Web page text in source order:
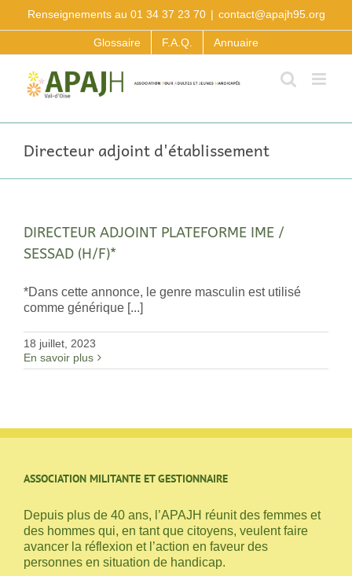
Renseignements au 01 34 37 23 70 | contact@apajh95.org
Glossaire F.A.Q. Annuaire
Directeur adjoint d'établissement
DIRECTEUR ADJOINT PLATEFORME IME /
SESSAD (H/F)*
*Dans cette annonce, le genre masculin est utilisé
comme générique [...]
18 juillet, 2023
En savoir plus
ASSOCIATION MILITANTE ET GESTIONNAIRE
Depuis plus de 40 ans, l’APAJH réunit des femmes et
des hommes qui, en tant que citoyens, veulent faire
avancer la réflexion et l’action en faveur des
personnes en situation de handicap.